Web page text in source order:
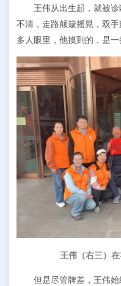
王伟从出生起，就被
不清，走路颠簸摇晃，双
多人眼里，他摸到的，是一
王伟（右三）
但是尽管牌差，王伟